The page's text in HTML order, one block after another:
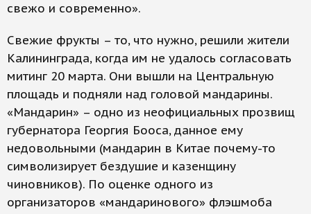
свежо и современно».
Свежие фрукты – то, что нужно, решили жители
Калининграда, когда им не удалось согласовать
митинг 20 марта. Они вышли на Центральную
площадь и подняли над головой мандарины.
«Мандарин» – одно из неофициальных прозвищ
губернатора Георгия Бооса, данное ему
недовольными (мандарин в Китае почему-то
символизирует бездушие и казенщину
чиновников). По оценке одного из
организаторов «мандаринового» флэшмоба